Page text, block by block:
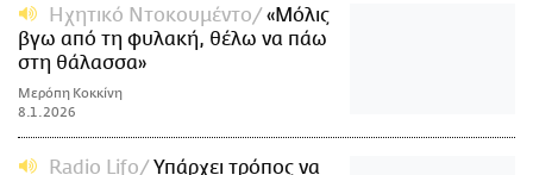
Ηχητικό Ντοκoυμέντο
«Μόλις
βγω από τη φυλακή, θέλω να πάω
στη θάλασσα»
Μερόπη Κοκκίνη
8.1.2026
Radio Lifo
Υπάρχει τρόπος να